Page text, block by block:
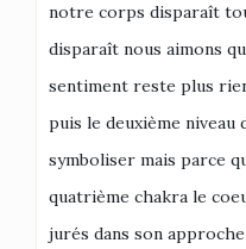
notre corps disparaît
disparaît nous aimons
sentiment reste plus
puis le deuxième niveau
symboliser mais parce
quatrième chakra le
jurés dans son